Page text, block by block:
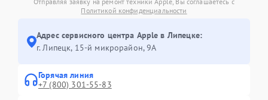
Политикой конфиденциальности
Адрес сервисного центра Apple в Липецке:
г. Липецк, 15-й микрорайон, 9А
Горячая линия
+7 (800) 301-55-83